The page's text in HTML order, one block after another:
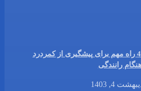
کمردرد در رانندگی + 4 راه مهم برای پیشگیری از کمردرد
رانندگی
4, 1403